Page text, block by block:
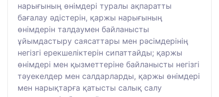
нарығының өнімдері туралы ақпаратты
бағалау әдістерін, қаржы нарығының
өнімдерін талдаумен байланысты
ұйымдастыру саясаттары мен рәсімдерінің
негізгі ерекшеліктерін сипаттайды; қаржы
өнімдері мен қызметтеріне байланысты негізгі
тәуекелдер мен салдарларды, қаржы өнімдері
мен нарықтарға қатысты салық салу